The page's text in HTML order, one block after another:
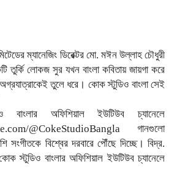
ম্যানেজিং ডিরেক্টর মো. মঈন উল্লাহ চৌধুরী
তুর্কি লোকজ সুর যখন বাংলা কবিতায় জায়গা করে
তুলে ধরে। কোক স্টুডিও বাংলা সেই
অফিশিয়াল ইউটিউব চ্যানেলে
@CokeStudioBangla গানগুলো
সংগীতকে বিশ্বের দরবারে পৌঁছে দিচ্ছে। বিদ্র.
স্টুডিও বাংলার অফিশিয়াল ইউটিউব চ্যানেলে